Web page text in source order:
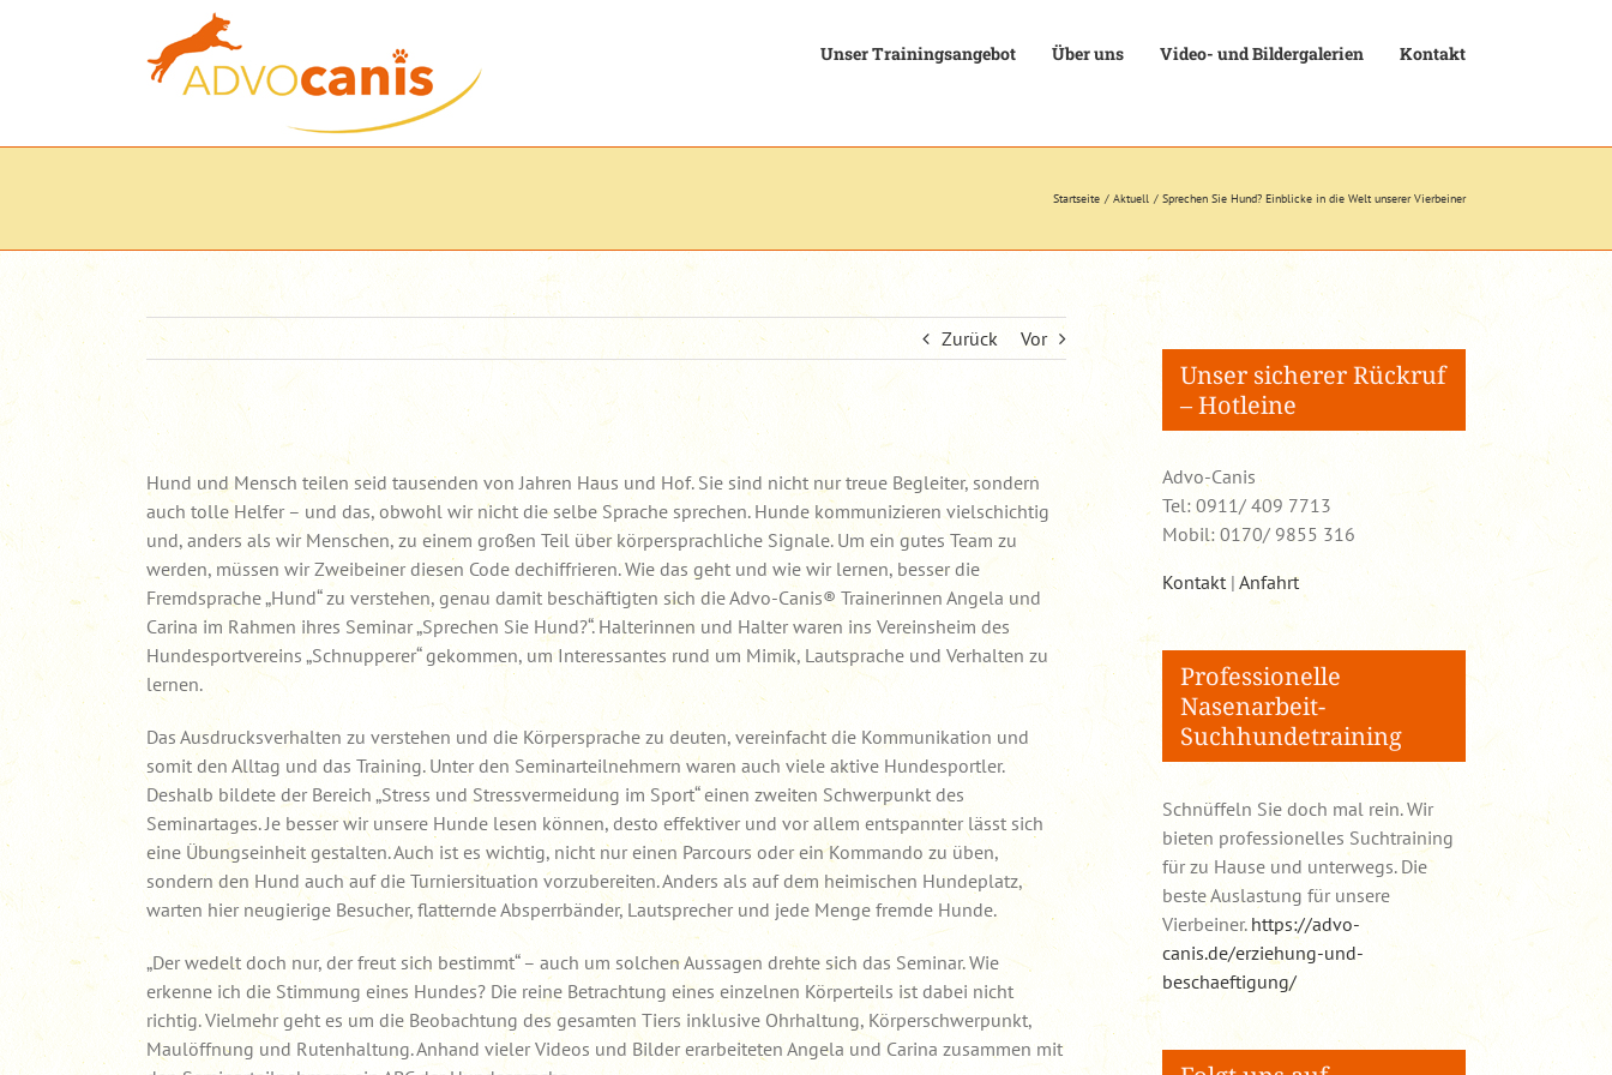
Unser Trainingsangebot Über uns Video- und Bildergalerien Kontakt
Startseite Aktuell Sprechen Sie Hund? Einblicke in die Welt unserer Vierbeiner
Zurück Vor
Zeige
grösseres
Bild
Hund und Mensch teilen seid tausenden von Jahren Haus und Hof. Sie sind nicht nur treue Begleiter, sondern
auch tolle Helfer – und das, obwohl wir nicht die selbe Sprache sprechen. Hunde kommunizieren vielschichtig
und, anders als wir Menschen, zu einem großen Teil über körpersprachliche Signale. Um ein gutes Team zu
werden, müssen wir Zweibeiner diesen Code dechiffrieren. Wie das geht und wie wir lernen, besser die
Fremdsprache „Hund“ zu verstehen, genau damit beschäftigten sich die Advo-Canis® Trainerinnen Angela und
Carina im Rahmen ihres Seminar „Sprechen Sie Hund?“. Halterinnen und Halter waren ins Vereinsheim des
Hundesportvereins „Schnupperer“ gekommen, um Interessantes rund um Mimik, Lautsprache und Verhalten zu
lernen.
Das Ausdrucksverhalten zu verstehen und die Körpersprache zu deuten, vereinfacht die Kommunikation und
somit den Alltag und das Training. Unter den Seminarteilnehmern waren auch viele aktive Hundesportler.
Deshalb bildete der Bereich „Stress und Stressvermeidung im Sport“ einen zweiten Schwerpunkt des
Seminartages. Je besser wir unsere Hunde lesen können, desto effektiver und vor allem entspannter lässt sich
eine Übungseinheit gestalten. Auch ist es wichtig, nicht nur einen Parcours oder ein Kommando zu üben,
sondern den Hund auch auf die Turniersituation vorzubereiten. Anders als auf dem heimischen Hundeplatz,
warten hier neugierige Besucher, flatternde Absperrbänder, Lautsprecher und jede Menge fremde Hunde.
„Der wedelt doch nur, der freut sich bestimmt“ – auch um solchen Aussagen drehte sich das Seminar. Wie
erkenne ich die Stimmung eines Hundes? Die reine Betrachtung eines einzelnen Körperteils ist dabei nicht
richtig. Vielmehr geht es um die Beobachtung des gesamten Tiers inklusive Ohrhaltung, Körperschwerpunkt,
Maulöffnung und Rutenhaltung. Anhand vieler Videos und Bilder erarbeiteten Angela und Carina zusammen mit
Unser sicherer Rückruf
– Hotleine
Advo-Canis
Tel: 0911/ 409 7713
Mobil: 0170/ 9855 316
Kontakt| Anfahrt
Professionelle
Nasenarbeit-
Suchhundetraining
Schnüffeln Sie doch mal rein. Wir
bieten professionelles Suchtraining
für zu Hause und unterwegs. Die
beste Auslastung für unsere
Vierbeiner. https://advo-
canis.de/erziehung-und-
beschaeftigung/